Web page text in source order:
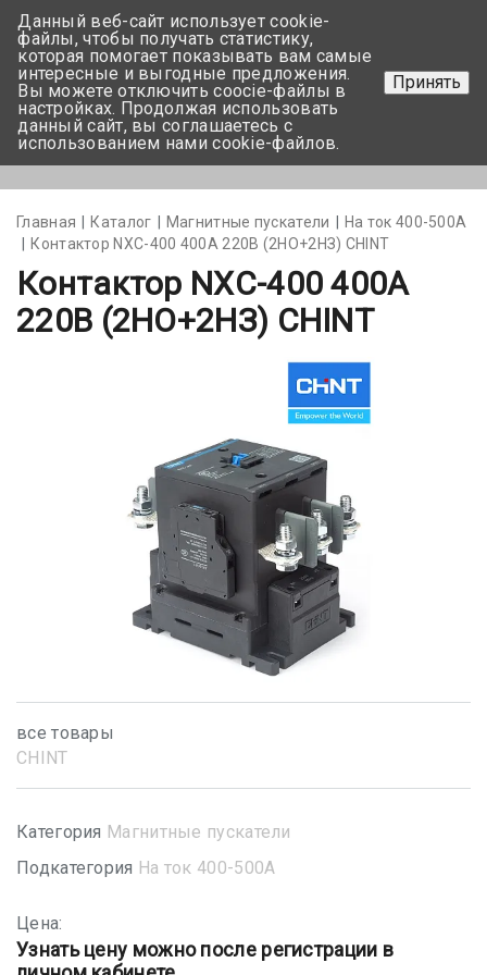
+375 17-350-99-56
+375 44-752-82-08
Задать вопрос
Главная Каталог Магнитные пускатели
На ток 400-500А
Контактор NXC-400 400A 220В (2НО+2НЗ) CHINT
Контактор NXC-400 400A
220В (2НО+2НЗ) CHINT
все товары
CHINT
Категория Магнитные пускатели
Подкатегория На ток 400-500А
Цена:
Узнать цену можно после регистрации в
Данный веб-сайт использует cookie-
файлы, чтобы получать статистику,
которая помогает показывать вам самые
интересные и выгодные предложения.
Вы можете отключить coocie-файлы в
настройках. Продолжая использовать
данный сайт, вы соглашаетесь с
использованием нами cookie-файлов.
Принять